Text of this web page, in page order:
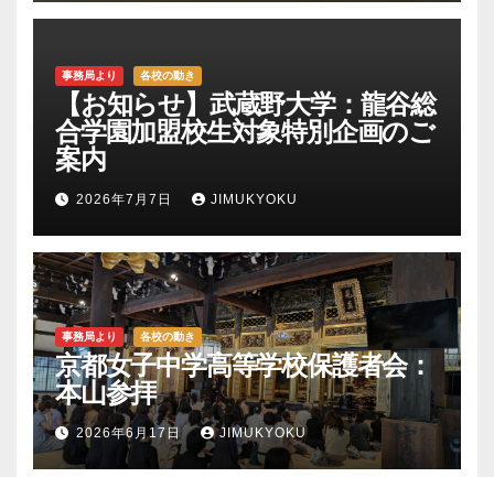
事務局より 各校の動き
【お知らせ】武蔵野大学：龍谷総
合学園加盟校生対象特別企画のご
案内
2026年7月7日 JIMUKYOKU
事務局より 各校の動き
京都女子中学高等学校保護者会：
本山参拝
2026年6月17日 JIMUKYOKU